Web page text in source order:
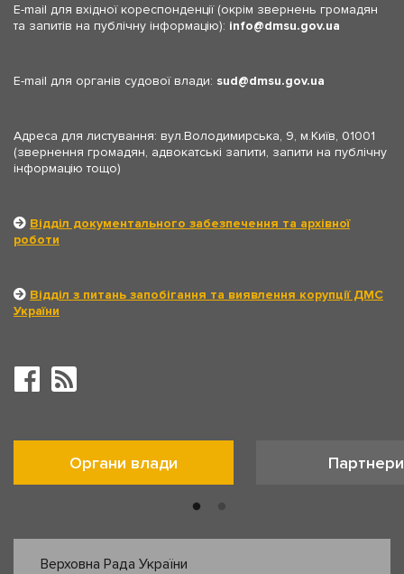
E-mail для вхідної кореспонденції (окрім звернень громадян
та запитів на публічну інформацію): info dmsu.gov.ua
E-mail для органів судової влади: sud dmsu.gov.ua
Адреса для листування: вул.Володимирська, 9, м.Київ, 01001
(звернення громадян, адвокатські запити, запити на публічну
інформацію тощо)
Відділ документального забезпечення та архівної
роботи
Відділ з питань запобігання та виявлення корупції ДМС
України
Органи влади Партнери
Верховна Рада України